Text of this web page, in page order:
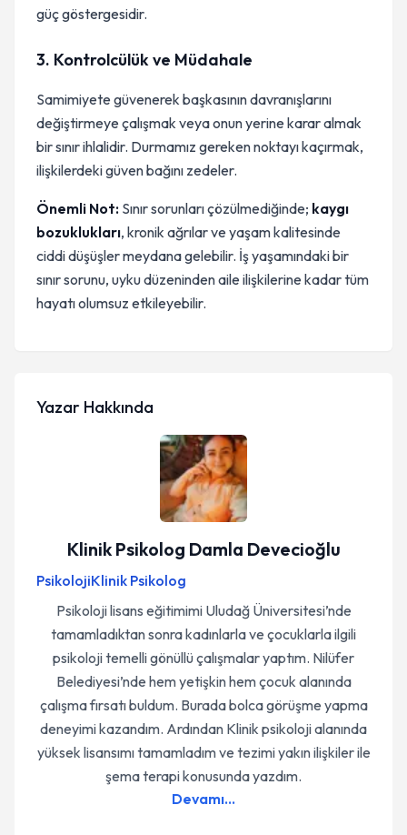
güç göstergesidir.
3. Kontrolcülük ve Müdahale
Samimiyete güvenerek başkasının davranışlarını
değiştirmeye çalışmak veya onun yerine karar almak
bir sınır ihlalidir. Durmamız gereken noktayı kaçırmak,
ilişkilerdeki güven bağını zedeler.
Önemli Not: Sınır sorunları çözülmediğinde; kaygı
bozuklukları, kronik ağrılar ve yaşam kalitesinde
ciddi düşüşler meydana gelebilir. İş yaşamındaki bir
sınır sorunu, uyku düzeninden aile ilişkilerine kadar tüm
hayatı olumsuz etkileyebilir.
Yazar Hakkında
Klinik Psikolog Damla Devecioğlu
PsikolojiKlinik Psikolog
Psikoloji lisans eğitimimi Uludağ Üniversitesi’nde
tamamladıktan sonra kadınlarla ve çocuklarla ilgili
psikoloji temelli gönüllü çalışmalar yaptım. Nilüfer
Belediyesi’nde hem yetişkin hem çocuk alanında
çalışma fırsatı buldum. Burada bolca görüşme yapma
deneyimi kazandım. Ardından Klinik psikoloji alanında
yüksek lisansımı tamamladım ve tezimi yakın ilişkiler ile
şema terapi konusunda yazdım.
Devamı...